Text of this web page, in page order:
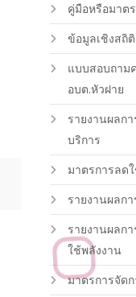
คู่มือหรือมาต
ข้อมูลเชิงสถิ
แบบสอบถาม
อบต.หัวฝาย
รายงานผลก
บริการ
มาตรการลด
รายงานผลก
รายงานผลก
ใช้พลังงาน
มาตรการจัด